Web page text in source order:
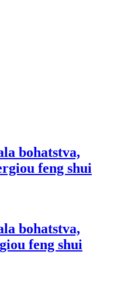
bohatstva,
feng shui
bohatstva,
feng shui